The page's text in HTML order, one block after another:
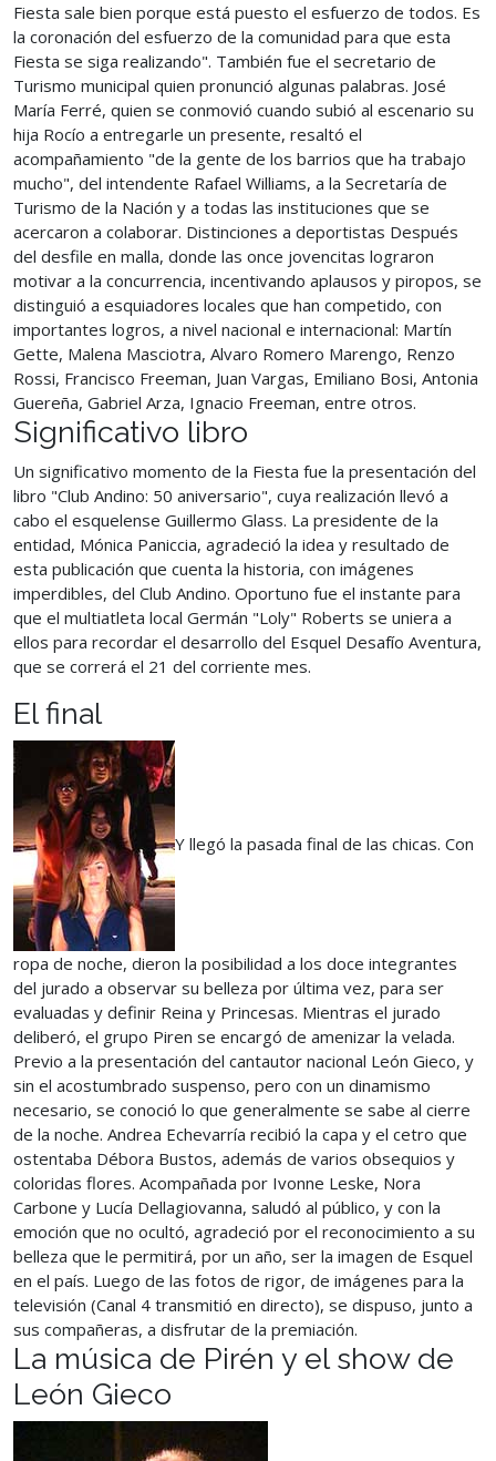
Fiesta sale bien porque está puesto el esfuerzo de todos. Es
la coronación del esfuerzo de la comunidad para que esta
Fiesta se siga realizando". También fue el secretario de
Turismo municipal quien pronunció algunas palabras. José
María Ferré, quien se conmovió cuando subió al escenario su
hija Rocío a entregarle un presente, resaltó el
acompañamiento "de la gente de los barrios que ha trabajo
mucho", del intendente Rafael Williams, a la Secretaría de
Turismo de la Nación y a todas las instituciones que se
acercaron a colaborar. Distinciones a deportistas Después
del desfile en malla, donde las once jovencitas lograron
motivar a la concurrencia, incentivando aplausos y piropos, se
distinguió a esquiadores locales que han competido, con
importantes logros, a nivel nacional e internacional: Martín
Gette, Malena Masciotra, Alvaro Romero Marengo, Renzo
Rossi, Francisco Freeman, Juan Vargas, Emiliano Bosi, Antonia
Guereña, Gabriel Arza, Ignacio Freeman, entre otros.
Significativo libro
Un significativo momento de la Fiesta fue la presentación del
libro "Club Andino: 50 aniversario", cuya realización llevó a
cabo el esquelense Guillermo Glass. La presidente de la
entidad, Mónica Paniccia, agradeció la idea y resultado de
esta publicación que cuenta la historia, con imágenes
imperdibles, del Club Andino. Oportuno fue el instante para
que el multiatleta local Germán "Loly" Roberts se uniera a
ellos para recordar el desarrollo del Esquel Desafío Aventura,
que se correrá el 21 del corriente mes.
El final
Y llegó la pasada final de las chicas. Con
ropa de noche, dieron la posibilidad a los doce integrantes
del jurado a observar su belleza por última vez, para ser
evaluadas y definir Reina y Princesas. Mientras el jurado
deliberó, el grupo Piren se encargó de amenizar la velada.
Previo a la presentación del cantautor nacional León Gieco, y
sin el acostumbrado suspenso, pero con un dinamismo
necesario, se conoció lo que generalmente se sabe al cierre
de la noche. Andrea Echevarría recibió la capa y el cetro que
ostentaba Débora Bustos, además de varios obsequios y
coloridas flores. Acompañada por Ivonne Leske, Nora
Carbone y Lucía Dellagiovanna, saludó al público, y con la
emoción que no ocultó, agradeció por el reconocimiento a su
belleza que le permitirá, por un año, ser la imagen de Esquel
en el país. Luego de las fotos de rigor, de imágenes para la
televisión (Canal 4 transmitió en directo), se dispuso, junto a
sus compañeras, a disfrutar de la premiación.
La música de Pirén y el show de
León Gieco